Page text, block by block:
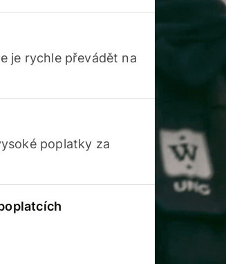
je rychle převádět na
poplatky za